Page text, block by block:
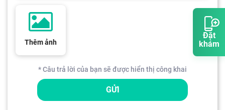
Đặt
khám
Thêm ảnh
* Câu trả lời của bạn sẽ được hiển thị công khai
GỬI